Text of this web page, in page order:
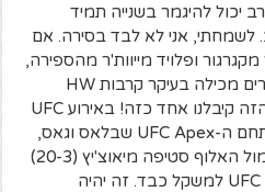
להיגמר בשנייה תמיד
לשמחתי, אני לא לבד בסירה. אם
ופלויד מייוות'ר מהספירה,
הרשימה של ה-PPV הכי נמכרים מכילה בעיקר קרבות HW
(Heavy Weights). ובסופ"ש הזה קיבלנו אחד כזה! באירוע UFC
260 שיתקיים ב-27.3.21, במתחם ה-UFC Apex שבלאס וגאס,
יתמודד פרנסיס נגאנו (15-3) מול האלוף סטיפה מיאוצ'יץ (20-3)
על התואר אלוף העולם של ה- UFC למשקל כבד. זה יהיה